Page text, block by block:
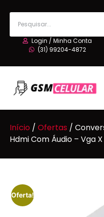
Login / Minha Conta
(31) 99204-4872
Início / Ofertas /
Hdmi Com Áudio – Vga
Oferta!